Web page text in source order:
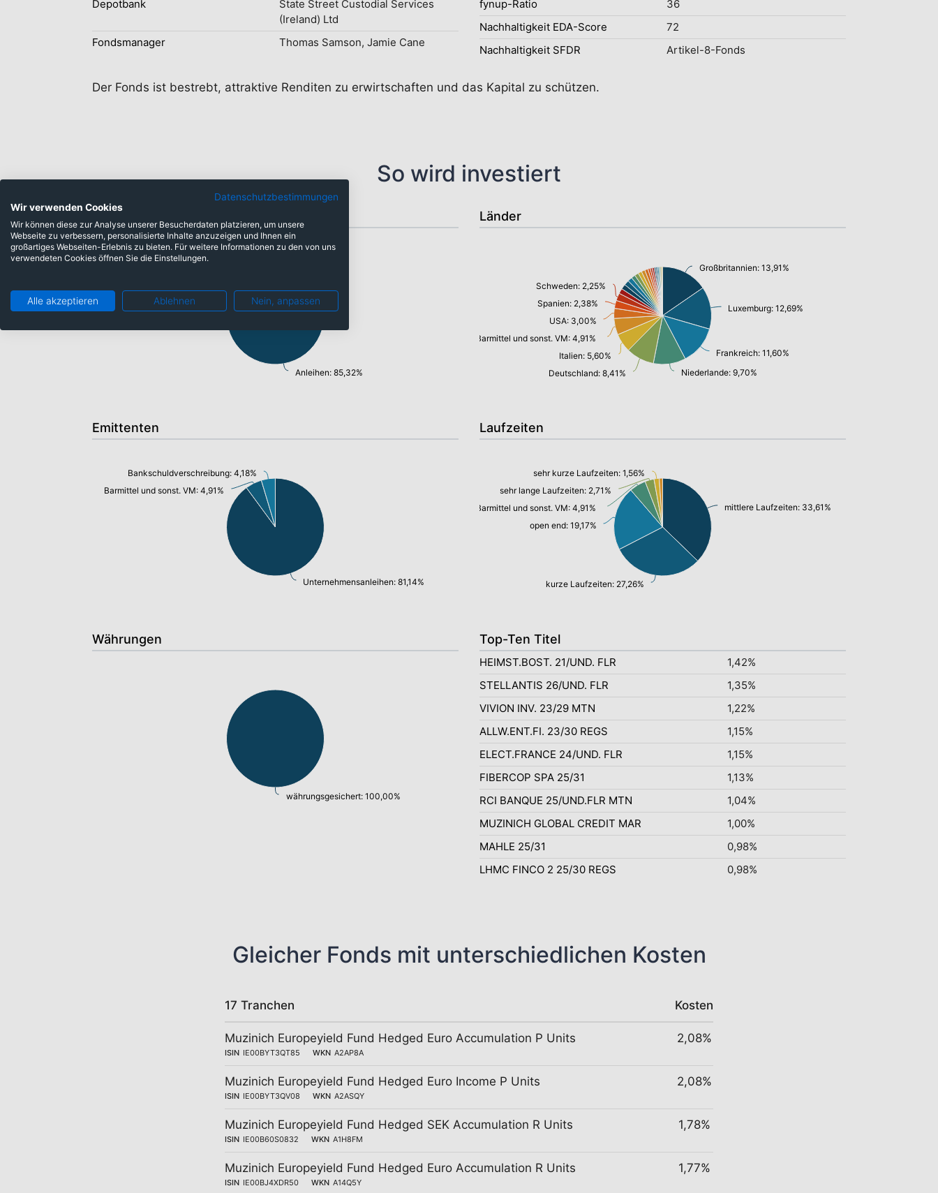
Depotbank
State Street Custodial Services
(Ireland) Ltd
Fondsmanager
Thomas Samson, Jamie Cane
fynup-Ratio
36
Nachhaltigkeit EDA-Score
72
Nachhaltigkeit SFDR
Artikel-8-Fonds
Der Fonds ist bestrebt, attraktive Renditen zu erwirtschaften und das Kapital zu schützen.
So wird investiert
Anlageklassen
Anleihen: 85,32%
Barmittel und sonst. VM: 4,91%
Länder
Großbritannien: 13,91%
Luxemburg: 12,69%
Frankreich: 11,60%
Niederlande: 9,70%
Deutschland: 8,41%
Italien: 5,60%
Barmittel und sonst. VM: 4,91%
USA: 3,00%
Spanien: 2,38%
Schweden: 2,25%
Emittenten
Unternehmensanleihen: 81,14%
Barmittel und sonst. VM: 4,91%
Bankschuldverschreibung: 4,18%
Laufzeiten
mittlere Laufzeiten: 33,61%
kurze Laufzeiten: 27,26%
open end: 19,17%
Barmittel und sonst. VM: 4,91%
sehr lange Laufzeiten: 2,71%
sehr kurze Laufzeiten: 1,56%
Währungen
währungsgesichert: 100,00%
Top-Ten Titel
HEIMST.BOST. 21/UND. FLR
1,42%
STELLANTIS 26/UND. FLR
1,35%
VIVION INV. 23/29 MTN
1,22%
ALLW.ENT.FI. 23/30 REGS
1,15%
ELECT.FRANCE 24/UND. FLR
1,15%
FIBERCOP SPA 25/31
1,13%
RCI BANQUE 25/UND.FLR MTN
1,04%
MUZINICH GLOBAL CREDIT MAR
1,00%
MAHLE 25/31
0,98%
LHMC FINCO 2 25/30 REGS
0,98%
Gleicher Fonds mit unterschiedlichen Kosten
17 Tranchen Kosten
Muzinich Europeyield Fund Hedged Euro Accumulation P Units
ISIN IE00BYT3QT85 WKN A2AP8A
2,08%
Muzinich Europeyield Fund Hedged Euro Income P Units
ISIN IE00BYT3QV08 WKN A2ASQY
2,08%
Muzinich Europeyield Fund Hedged SEK Accumulation R Units
ISIN IE00B60S0832 WKN A1H8FM
1,78%
Muzinich Europeyield Fund Hedged Euro Accumulation R Units
ISIN IE00BJ4XDR50 WKN A14Q5Y
1,77%
Datenschutzbestimmungen
Wir verwenden Cookies
Wir können diese zur Analyse unserer Besucherdaten platzieren, um unsere
Webseite zu verbessern, personalisierte Inhalte anzuzeigen und Ihnen ein
großartiges Webseiten-Erlebnis zu bieten. Für weitere Informationen zu den von uns
verwendeten Cookies öffnen Sie die Einstellungen.
Alle akzeptieren Ablehnen Nein, anpassen